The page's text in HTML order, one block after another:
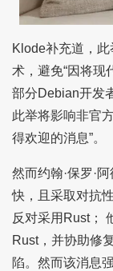
Klode补充道，
术，避免“因将现
部分Debian开发
此举将影响非官
得欢迎的消息”。
然而约翰·保罗·
快，且采取对抗
反对采用Rust；
Rust，并协助修
陷。然而该消息